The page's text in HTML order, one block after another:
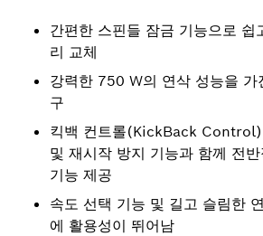
간편한 스핀들 잠금 기능으로 쉽
리 교체
강력한 750 W의 연삭 성능을 가
구
킥백 컨트롤(KickBack
및 재시작 방지 기능과 함께 전
기능 제공
속도 선택 기능 및 길고 슬림한
에 활용성이 뛰어남